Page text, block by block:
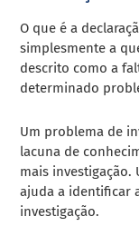
O que é a
simplesmente a
descrito como a
determinado
Um problema de
lacuna de
mais
ajuda a identificar
investigação.